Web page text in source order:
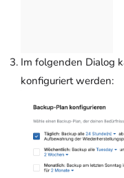
Im folgenden Dialog
konfiguriert werden: